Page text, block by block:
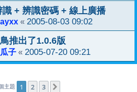
+ 辨識密碼 + 線上廣播
« 2005-08-03 09:02
推出了1.0.6版
子 « 2005-07-20 09:21
主題 1 2 3